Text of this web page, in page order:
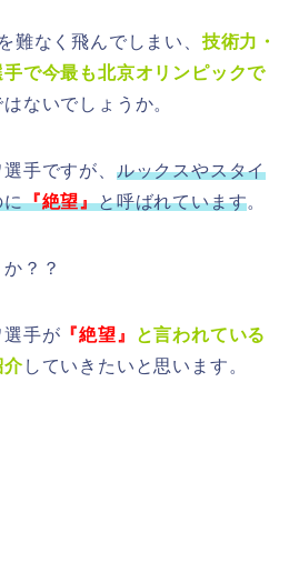
難なく飛んでしまい、 技術力・
で今最も北京オリンピックで
はないでしょうか。
手ですが、 ルックスやスタイ
に『絶望』と呼ばれています。
？？
選手が 『絶望』
と言われている
介していきたいと思います。